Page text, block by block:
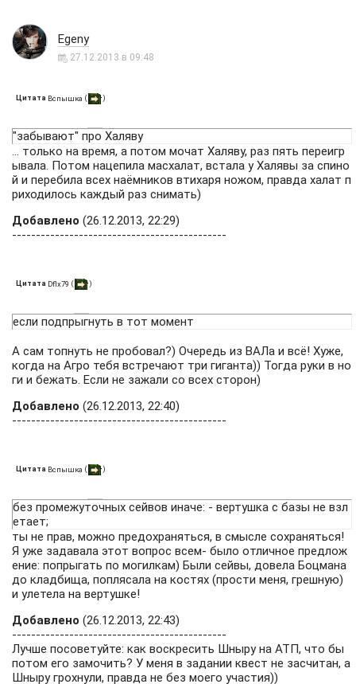
и ПДА. Бежим к Борову, по дороге лечим раненого, освобож
даем С.Лохматого - счастливые посиделки квада будем на
блюдать на Свалке.
Egeny
27.12.2013 в 09:48
Цитата Вспышка ( )
"забывают" про Халяву
... только на время, а потом мочат Халяву, раз пять переигр
ывала. Потом нацепила масхалат, встала у Халявы за спино
й и перебила всех наёмников втихаря ножом, правда халат п
риходилось каждый раз снимать)
Добавлено (26.12.2013, 22:29)
---------------------------------------------
Цитата Dflx79 ( )
если подпрыгнуть в тот момент
А сам топнуть не пробовал?) Очередь из ВАЛа и всё! Хуже,
когда на Агро тебя встречают три гиганта)) Тогда руки в но
ги и бежать. Если не зажали со всех сторон)
Добавлено (26.12.2013, 22:40)
---------------------------------------------
Цитата Вспышка ( )
без промежуточных сейвов иначе: - вертушка с базы не взл
етает;
ты не прав, можно предохраняться, в смысле сохраняться!
Я уже задавала этот вопрос всем- было отличное предлож
ение: попрыгать по могилкам) Были сейвы, довела Боцмана
до кладбища, поплясала на костях (прости меня, грешную)
и улетела на вертушке!
Добавлено (26.12.2013, 22:43)
---------------------------------------------
Лучше посоветуйте: как воскресить Шныру на АТП, что бы
потом его замочить? У меня в задании квест не засчитан, а
Шныру грохнули, правда не без моего участия))